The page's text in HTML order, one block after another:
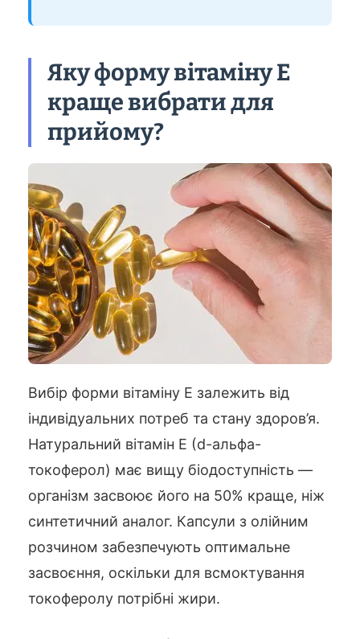
Яку форму вітаміну Е
краще вибрати для
прийому?
Вибір форми вітаміну Е залежить від
індивідуальних потреб та стану здоров’я.
Натуральний вітамін Е (d-альфа-
токоферол) має вищу біодоступність —
організм засвоює його на 50% краще, ніж
синтетичний аналог. Капсули з олійним
розчином забезпечують оптимальне
засвоєння, оскільки для всмоктування
токоферолу потрібні жири.